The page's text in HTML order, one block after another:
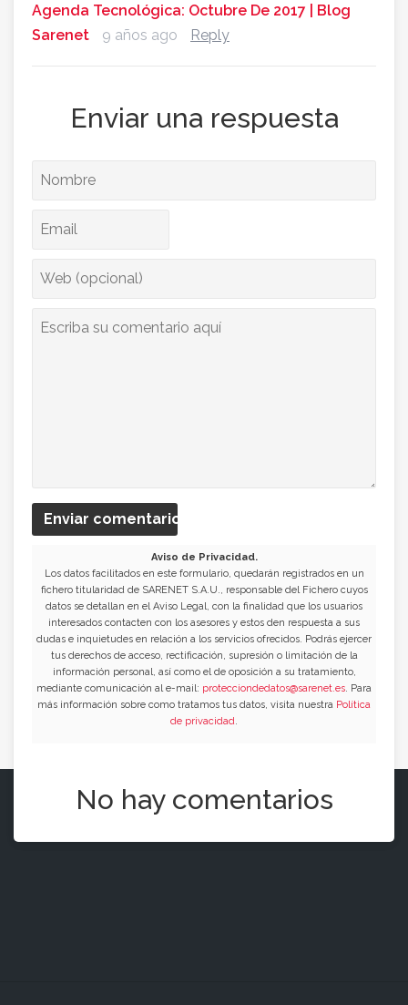
Agenda Tecnológica: Octubre De 2017 | Blog
Sarenet
9 años ago Reply
Enviar una respuesta
Enviar comentario
Aviso de Privacidad.
Los datos facilitados en este formulario, quedarán registrados en un
fichero titularidad de SARENET S.A.U., responsable del Fichero cuyos
datos se detallan en el Aviso Legal, con la finalidad que los usuarios
interesados contacten con los asesores y estos den respuesta a sus
dudas e inquietudes en relación a los servicios ofrecidos. Podrás ejercer
tus derechos de acceso, rectificación, supresión o limitación de la
información personal, así como el de oposición a su tratamiento,
mediante comunicación al e-mail: protecciondedatos@sarenet.es . Para
más información sobre como tratamos tus datos, visita nuestra Política
de privacidad
No hay comentarios